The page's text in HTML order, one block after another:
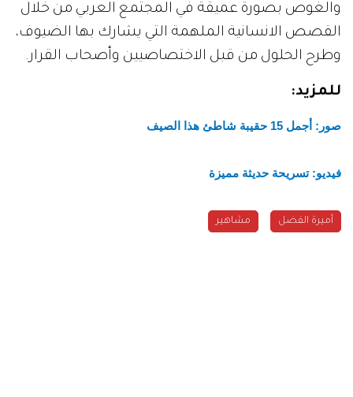
والغوص بصورة عميقة في المجتمع العربي من خلال
القصص الانسانية الملهمة التي يشارك بها الضيوف،
وطرح الحلول من قبل الاختصاصيين وأصحاب القرار.
للمزيد:
صور: أجمل 15 حقيبة شاطئ هذا الصيف
فيديو: تسريحة حديثة مميزة
أميرة الفضل مشاهير